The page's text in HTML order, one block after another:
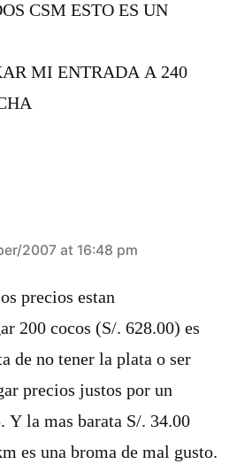
CSM ESTO ES UN
MI ENTRADA A 240
2007 at 16:48 pm
precios estan
200 cocos (S/. 628.00) es
de no tener la plata o ser
precios justos por un
Y la mas barata S/. 34.00
es una broma de mal gusto.